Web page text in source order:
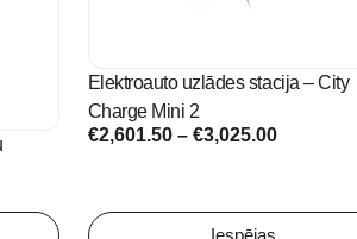
Elektroauto uzlādes stacija – City
Charge Mini 2
€2,601.50 – €3,025.00Price
through
product
page